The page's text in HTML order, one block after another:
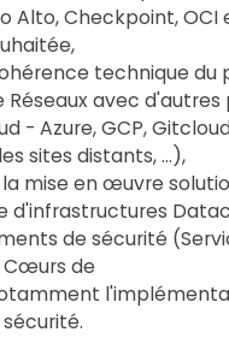
Alto, Checkpoint, OCI
technique du
avec
- Azure, GCP,
sites distants, ...),
mise en œuvre
d'infrastructures
de sécurité
Cœurs de